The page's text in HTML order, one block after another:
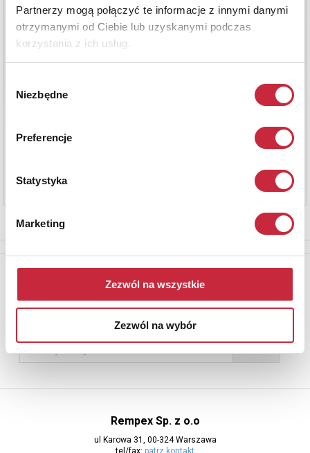
Partnerzy mogą połączyć te informacje z innymi danymi
otrzymanymi od Ciebie lub uzyskanymi podczas
korzystania z ich usług.
zgody
Niezbędne
Preferencje
Statystyka
Marketing
Zezwól na wszystkie
Zezwól na wybór
Newsletter
adres e-mail
Rempex Sp. z o.o
ul Karowa 31, 00-324 Warszawa